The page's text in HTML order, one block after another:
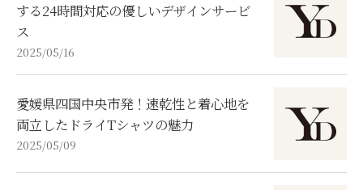
する24時間対応の優しいデザインサービ
ス
2025/05/16
愛媛県四国中央市発！速乾性と着心地を
両立したドライTシャツの魅力
2025/05/09